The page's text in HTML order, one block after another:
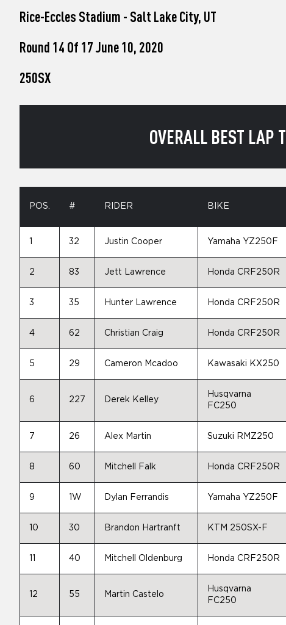
screen
Press
Rice-Eccles Stadium - Salt Lake City, UT
Round 14 Of 17 June 10, 2020
250SX
OVERALL BEST LAP
POS. # RIDER BIKE
32 Justin Cooper Yamaha YZ250F
2 83 Jett Lawrence Honda CRF250R
3 35 Hunter Lawrence Honda CRF250R
4 62 Christian Craig Honda CRF250R
5 29 Cameron Mcadoo Kawasaki KX250
6 227 Derek Kelley
Husqvarna
FC250
7 26 Alex Martin Suzuki RMZ250
8 60 Mitchell Falk Honda CRF250R
9 1W Dylan Ferrandis Yamaha YZ250F
10 30 Brandon Hartranft KTM 250SX-F
40 Mitchell Oldenburg Honda CRF250R
12 55 Martin Castelo
Husqvarna
FC250